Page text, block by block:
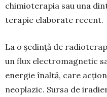
chi­mioterapia sau una
terapie elaborate recent.
La o ședință de
un flux electromagnetic
energie înaltă, care
neoplazic. Sursa de